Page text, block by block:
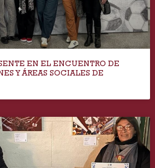
EN EL ENCUENTRO DE
Y ÁREAS SOCIALES DE